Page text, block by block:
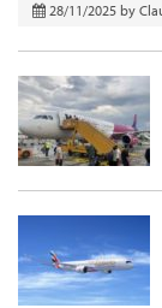
28/11/2025 by